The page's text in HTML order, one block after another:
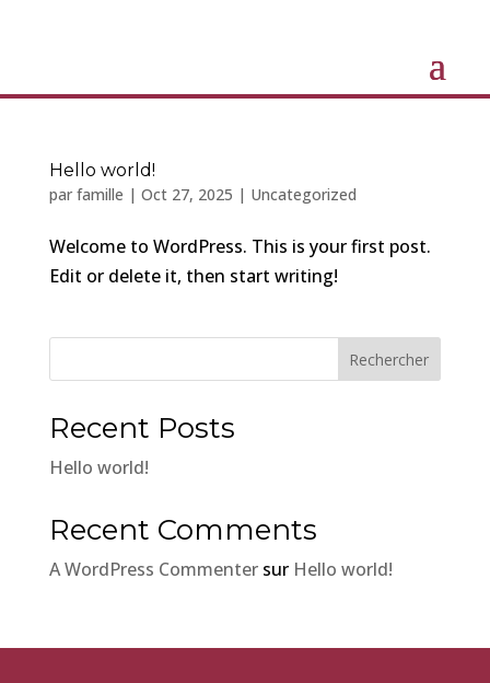
Hello world!
par famille | Oct 27, 2025 | Uncategorized
Welcome to WordPress. This is your first post.
Edit or delete it, then start writing!
Rechercher
Recent Posts
Hello world!
Recent Comments
A WordPress Commentersur Hello world!